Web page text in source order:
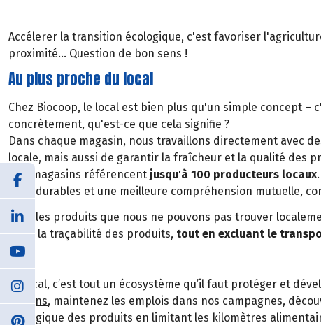
Accélerer la transition écologique, c'est favoriser
proximité... Question de bon sens !
Au plus proche du local
Chez Biocoop, le local est bien plus qu'un simple concept
concrètement, qu'est-ce que cela signifie ?
Dans chaque magasin, nous travaillons directement avec
locale, mais aussi de garantir la fraîcheur et la qualité des
Nos magasins référencent jusqu'à 100 producteurs locaux
liens durables et une meilleure compréhension mutuelle,
Pour les produits que nous ne pouvons pas trouver
et de la traçabilité des produits, tout en excluant le
Le local, c’est tout un écosystème qu’il faut protéger et
régions, maintenez les emplois dans nos campagnes,
écologique des produits en limitant les kilomètres